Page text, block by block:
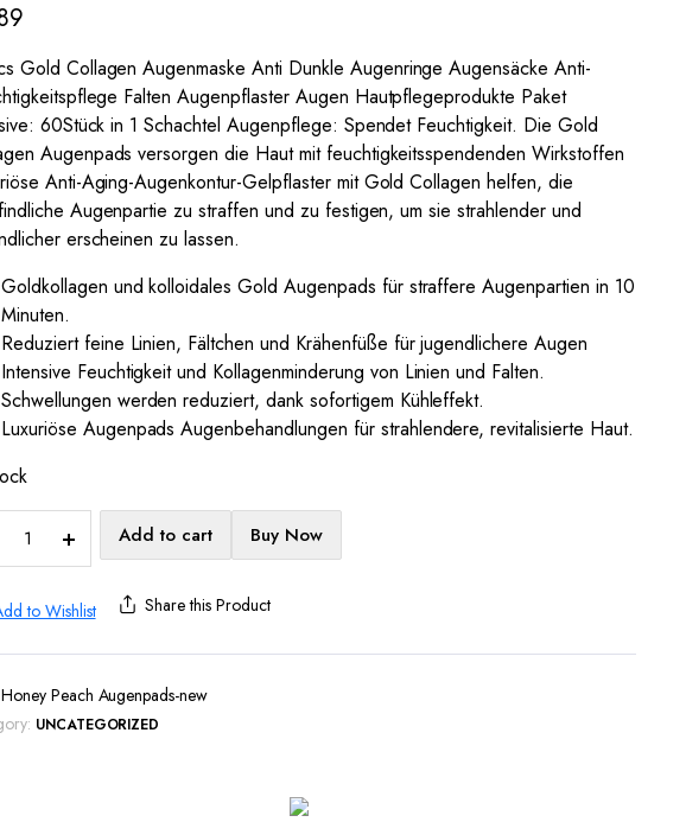
Gold Collagen Augenmaske Anti Dunkle Augenringe Augensäcke Anti-
Falten Augenpflaster Augen Hautpflegeprodukte Paket
60Stück in 1 Schachtel Augenpflege: Spendet Feuchtigkeit. Die Gold
Augenpads versorgen die Haut mit feuchtigkeitsspendenden Wirkstoffen
Anti-Aging-Augenkontur-Gelpflaster mit Gold Collagen helfen, die
Augenpartie zu straffen und zu festigen, um sie strahlender und
erscheinen zu lassen.
Goldkollagen und kolloidales Gold Augenpads für straffere Augenpartien in 10
Minuten.
Reduziert feine Linien, Fältchen und Krähenfüße für jugendlichere Augen
Intensive Feuchtigkeit und Kollagenminderung von Linien und Falten.
Schwellungen werden reduziert, dank sofortigem Kühleffekt.
Luxuriöse Augenpads Augenbehandlungen für strahlendere, revitalisierte Haut.
Gold
Augenringe
Augen
Pads,
Add to cart Buy Now
to Wishlist Share this Product
Honey Peach Augenpads-new
UNCATEGORIZED